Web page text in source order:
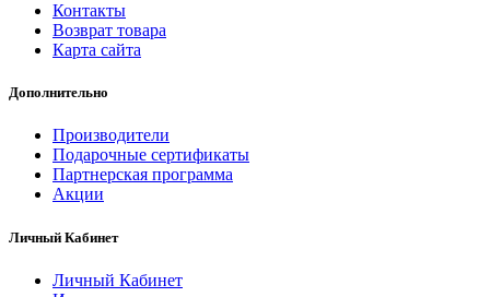
Контакты
Возврат товара
Карта сайта
Дополнительно
Производители
Подарочные сертификаты
Партнерская программа
Акции
Личный Кабинет
Личный Кабинет